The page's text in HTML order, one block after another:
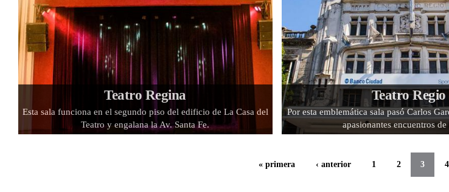
Teatro Regina
Esta sala funciona en el segundo piso del edificio de La Casa del
Teatro y engalana la Av. Santa Fe.
Teatro Regio
Por esta emblemática sala pasó Carlos
apasionantes encuentros
« primera ‹ anterior 1 2 3 4